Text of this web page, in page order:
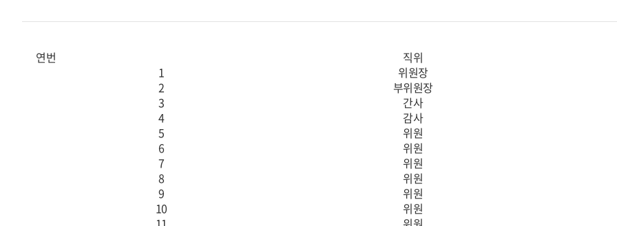
연번 직위
1
위원장
2
부위원장
3
간사
4
감사
5
위원
6
위원
7
위원
8
위원
9
위원
10
위원